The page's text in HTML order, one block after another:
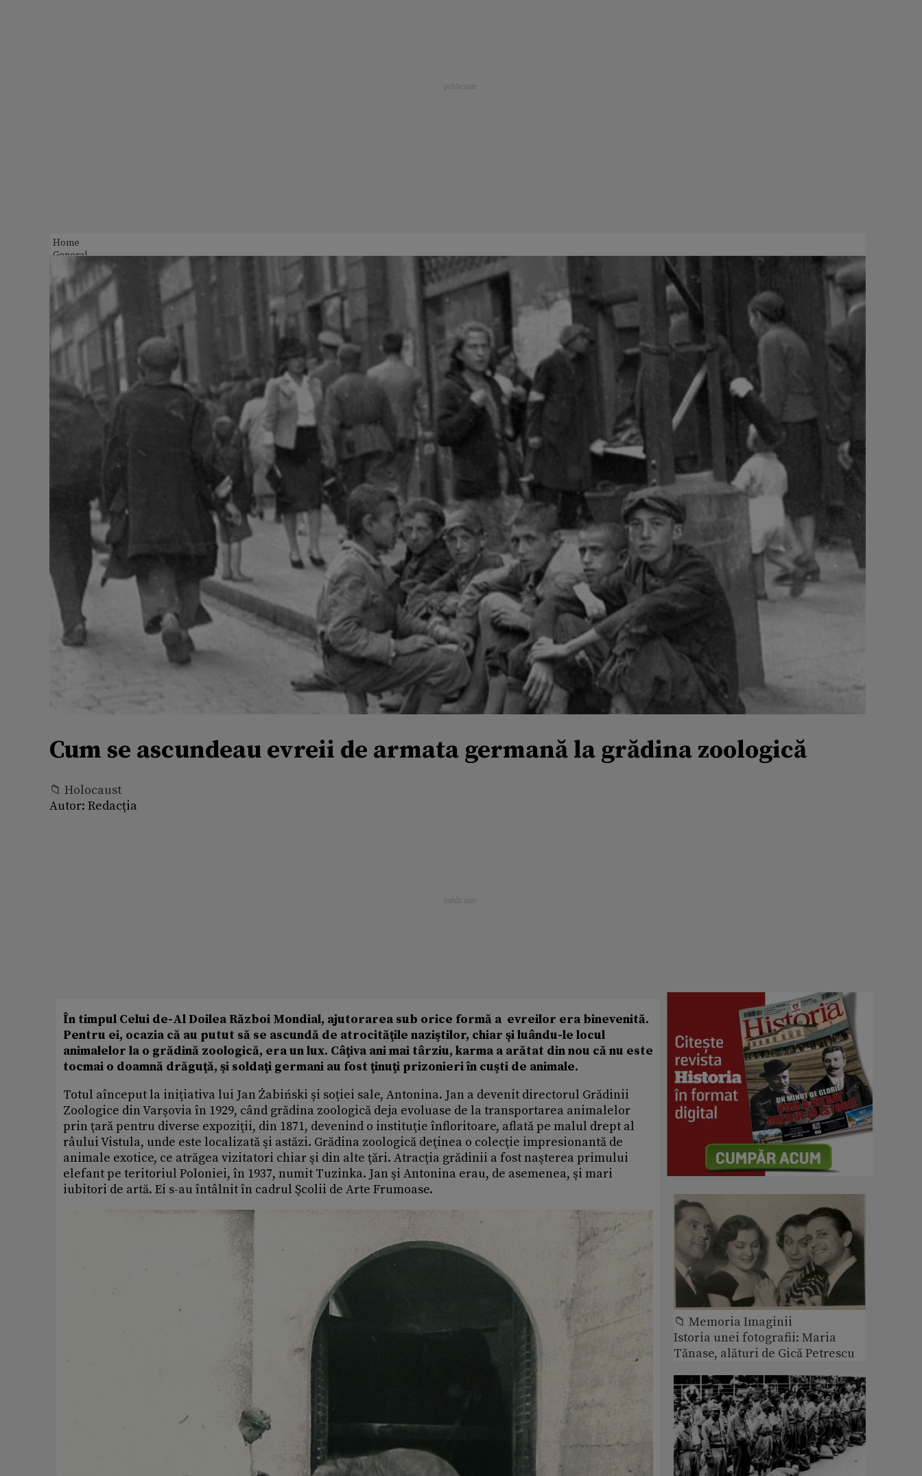
Home
General
Cum se ascundeau evreii de armata germană la grădina zoologică
📁 Holocaust
Autor: Redacția
În timpul Celui de-Al Doilea Război Mondial, ajutorarea sub orice formă a evreilor era binevenită.
Pentru ei, ocazia că au putut să se ascundă de atrocităţile naziştilor, chiar şi luându-le locul
animalelor la o grădină zoologică, era un lux. Câţiva ani mai târziu, karma a arătat din nou că nu este
tocmai o doamnă drăguţă, şi soldaţi germani au fost ţinuţi prizonieri în cuşti de animale.
Totul aînceput la iniţiativa lui Jan Żabiński şi soţiei sale, Antonina. Jan a devenit directorul Grădinii
Zoologice din Varşovia în 1929, când grădina zoologică deja evoluase de la transportarea animalelor
prin ţară pentru diverse expoziţii, din 1871, devenind o instituţie înfloritoare, aflată pe malul drept al
râului Vistula, unde este localizată şi astăzi. Grădina zoologică deţinea o colecţie impresionantă de
animale exotice, ce atrăgea vizitatori chiar şi din alte ţări. Atracţia grădinii a fost naşterea primului
elefant pe teritoriul Poloniei, în 1937, numit Tuzinka. Jan şi Antonina erau, de asemenea, şi mari
iubitori de artă. Ei s-au întâlnit în cadrul Şcolii de Arte Frumoase.
📁 Memoria Imaginii
Istoria unei fotografii: Maria
Tănase, alături de Gică Petrescu